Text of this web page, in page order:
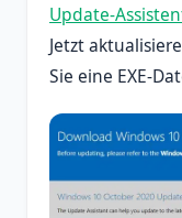
Update-
Jetzt
Sie eine EXE-